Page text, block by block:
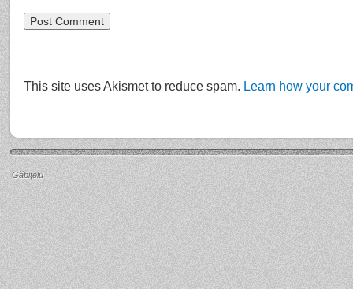
This site uses Akismet to reduce spam. Learn how your
Găbiţelu